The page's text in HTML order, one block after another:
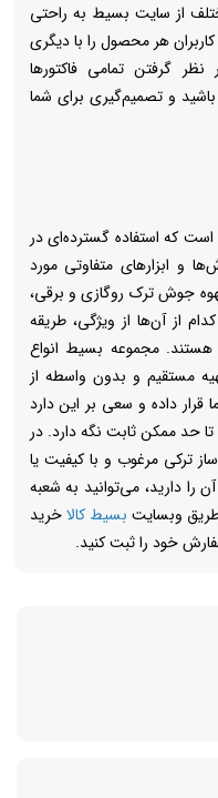
از سایت بسیط به راحتی
هر محصول را با دیگری
گرفتن تمامی فاکتورها
باشید و تصمیم‌گیری برای شما
که استفاده گسترده‌ای در
و ابزارهای متفاوتی مورد
قهوه جوش ترک روگازی و برقی،
از آن‌ها از ویژگی‌، طریقه
هستند. مجموعه بسیط انواع
مستقیم و بدون واسطه از
قرار داده و سعی بر این دارد
حد ممکن ثابت نگه دارد. در
ترکی مرغوب و با کیفیت یا
را دارید، می‌توانید به شعبه
وبسایت بسیط کالاخرید
خود را ثبت کنید.